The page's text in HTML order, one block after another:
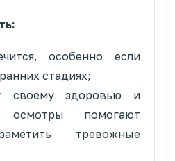
особенно если
стадиях;
своему здоровью и
осмотры помогают
тревожные